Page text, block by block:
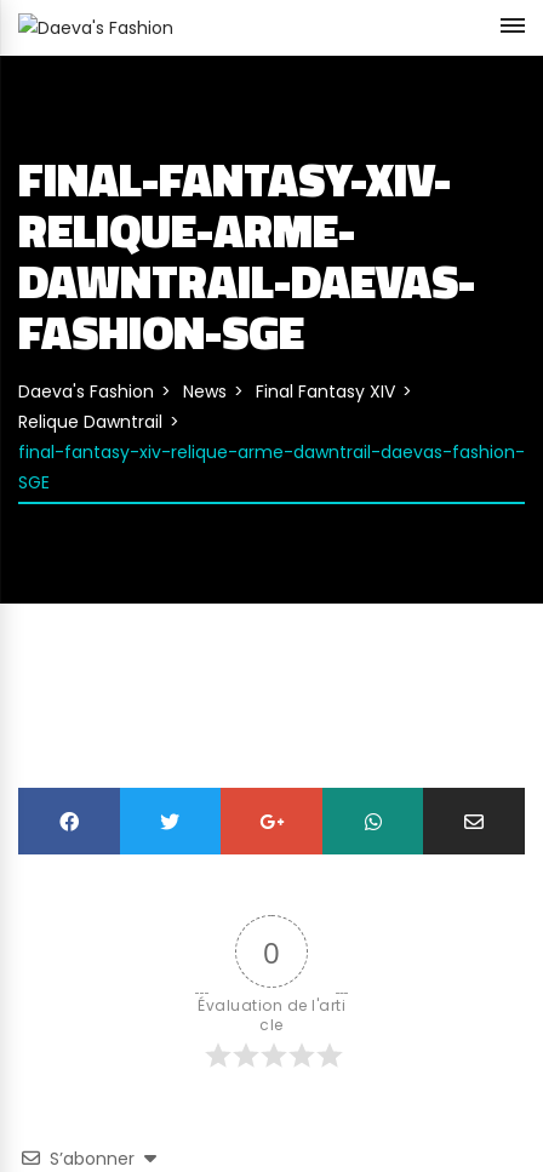
FINAL-FANTASY-XIV-
RELIQUE-ARME-
DAWNTRAIL-DAEVAS-
FASHION-SGE
Daeva's Fashion News
Final Fantasy XIV
Relique Dawntrail
final-fantasy-xiv-relique-arme-dawntrail-daevas-fashion-
SGE
0
Évaluation de l'arti
cle
S’abonner